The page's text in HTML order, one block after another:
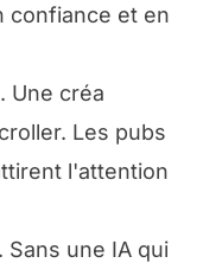
confiance et en
Une créa
Les pubs
l'attention
Sans une IA qui